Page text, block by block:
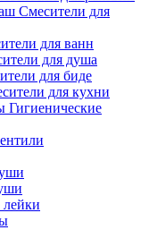
Смесители для
для ванн
для душа
для биде
для кухни
Гигиенические